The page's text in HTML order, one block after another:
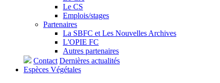
Le CS
Emplois/stages
Partenaires
La SBFC et Les Nouvelles Archives
L'OPIE FC
Autres partenaires
Contact Dernières actualités
Espèces Végétales